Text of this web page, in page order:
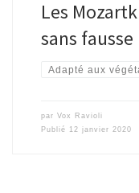
Les
sans
Adapté aux
par Vox Ravioli
Publié 12 janvier 2020